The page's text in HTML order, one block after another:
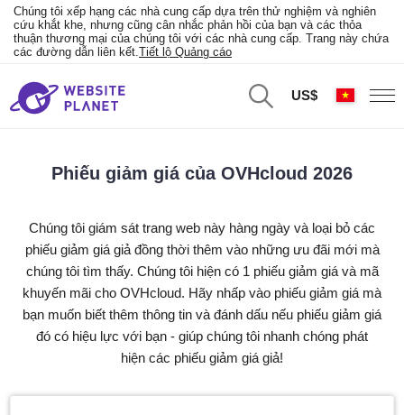
Chúng tôi xếp hạng các nhà cung cấp dựa trên thử nghiệm và nghiên
cứu khắt khe, nhưng cũng cân nhắc phản hồi của bạn và các thỏa
thuận thương mại của chúng tôi với các nhà cung cấp. Trang này chứa
các đường dẫn liên kết.Tiết lộ Quảng cáo
US$
Phiếu giảm giá của OVHcloud 2026
Chúng tôi giám sát trang web này hàng ngày và loại bỏ các
phiếu giảm giá giả đồng thời thêm vào những ưu đãi mới mà
chúng tôi tìm thấy. Chúng tôi hiện có 1 phiếu giảm giá và mã
khuyến mãi cho OVHcloud. Hãy nhấp vào phiếu giảm giá mà
bạn muốn biết thêm thông tin và đánh dấu nếu phiếu giảm giá
đó có hiệu lực với bạn - giúp chúng tôi nhanh chóng phát
hiện các phiếu giảm giá giả!